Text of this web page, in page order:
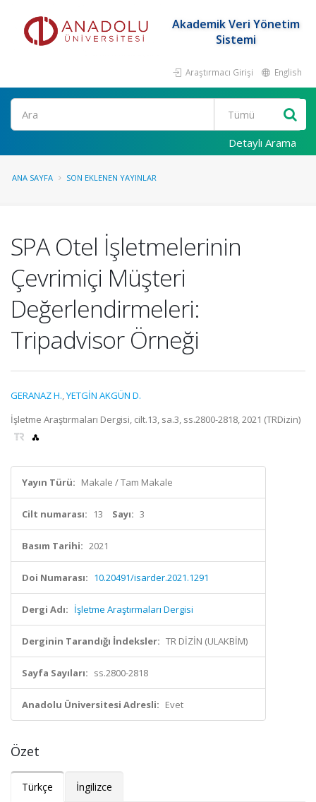
Akademik Veri Yönetim
Sistemi
Araştırmacı Girişi English
Ara
Detaylı Arama
ANA SAYFA SON EKLENEN YAYINLAR
SPA Otel İşletmelerinin
Çevrimiçi Müşteri
Değerlendirmeleri:
Tripadvisor Örneği
GERANAZ H.,YETGİN AKGÜN D.
İşletme Araştırmaları Dergisi, cilt.13, sa.3, ss.2800-2818, 2021 (TRDizin)
Yayın Türü: Makale / Tam Makale
Cilt numarası: 13 Sayı: 3
Basım Tarihi: 2021
Doi Numarası: 10.20491/isarder.2021.1291
Dergi Adı: İşletme Araştırmaları Dergisi
Derginin Tarandığı İndeksler: TR DİZİN (ULAKBİM)
Sayfa Sayıları: ss.2800-2818
Anadolu Üniversitesi Adresli: Evet
Özet
Türkçe İngilizce